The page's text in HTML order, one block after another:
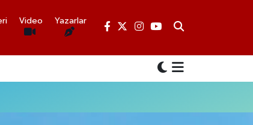
Video Yazarlar